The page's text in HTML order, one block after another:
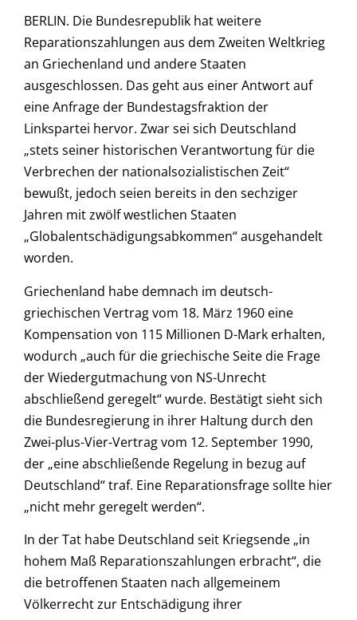
BERLIN. Die Bundesrepublik hat weitere
Reparationszahlungen aus dem Zweiten Weltkrieg
an Griechenland und andere Staaten
ausgeschlossen. Das geht aus einer Antwort auf
eine Anfrage der Bundestagsfraktion der
Linkspartei hervor. Zwar sei sich Deutschland
„stets seiner historischen Verantwortung für die
Verbrechen der nationalsozialistischen Zeit“
bewußt, jedoch seien bereits in den sechziger
Jahren mit zwölf westlichen Staaten
„Globalentschädigungsabkommen“ ausgehandelt
worden.
Griechenland habe demnach im deutsch-
griechischen Vertrag vom 18. März 1960 eine
Kompensation von 115 Millionen D-Mark erhalten,
wodurch „auch für die griechische Seite die Frage
der Wiedergutmachung von NS-Unrecht
abschließend geregelt“ wurde. Bestätigt sieht sich
die Bundesregierung in ihrer Haltung durch den
Zwei-plus-Vier-Vertrag vom 12. September 1990,
der „eine abschließende Regelung in bezug auf
Deutschland“ traf. Eine Reparationsfrage sollte hier
„nicht mehr geregelt werden“.
In der Tat habe Deutschland seit Kriegsende „in
hohem Maß Reparationszahlungen erbracht“, die
die betroffenen Staaten nach allgemeinem
Völkerrecht zur Entschädigung ihrer